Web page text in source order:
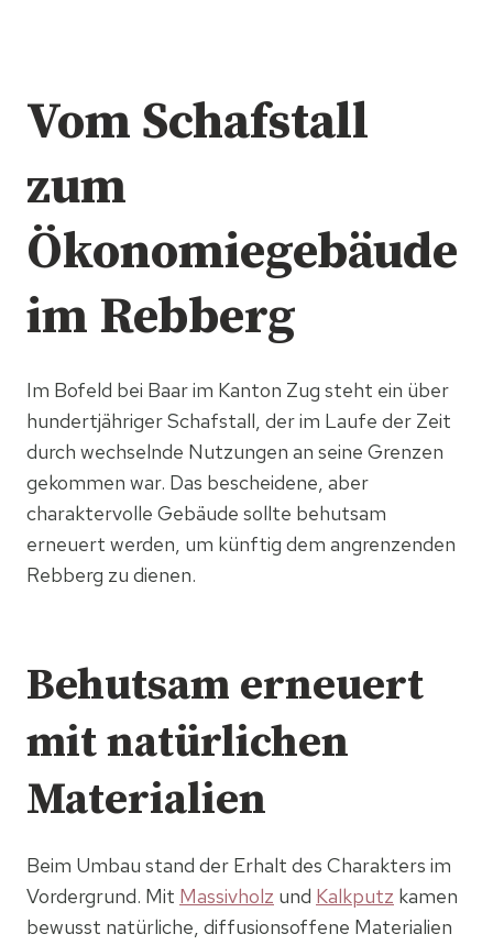
Vom Schafstall
zum
Ökonomiegebäude
im Rebberg
Im Bofeld bei Baar im Kanton Zug steht ein über
hundertjähriger Schafstall, der im Laufe der Zeit
durch wechselnde Nutzungen an seine Grenzen
gekommen war. Das bescheidene, aber
charaktervolle Gebäude sollte behutsam
erneuert werden, um künftig dem angrenzenden
Rebberg zu dienen.
Behutsam erneuert
mit natürlichen
Materialien
Beim Umbau stand der Erhalt des Charakters im
Vordergrund. Mit Massivholz und Kalkputz kamen
bewusst natürliche, diffusionsoffene Materialien